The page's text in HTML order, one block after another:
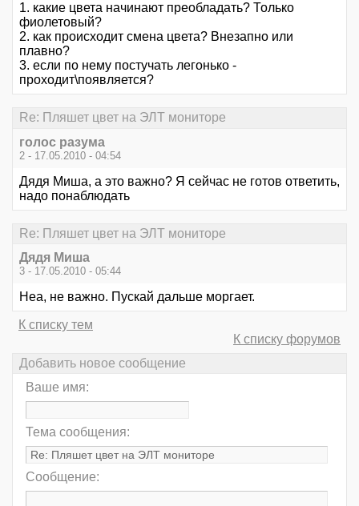
1. какие цвета начинают преобладать? Только
фиолетовый?
2. как происходит смена цвета? Внезапно или
плавно?
3. если по нему постучать легонько -
проходит\появляется?
Re: Пляшет цвет на ЭЛТ мониторе
голос разума
2 - 17.05.2010 - 04:54
Дядя Миша, а это важно? Я сейчас не готов ответить,
надо понаблюдать
Re: Пляшет цвет на ЭЛТ мониторе
Дядя Миша
3 - 17.05.2010 - 05:44
Неа, не важно. Пускай дальше моргает.
К списку тем
К списку форумов
Добавить новое сообщение
Ваше имя:
Тема сообщения:
Сообщение: